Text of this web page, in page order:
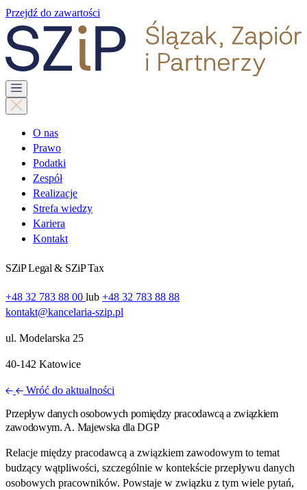
Przejdź do zawartości
O nas
Prawo
Podatki
Zespół
Realizacje
Strefa wiedzy
Kariera
Kontakt
SZiP Legal & SZiP Tax
+48 32 783 88 00 lub +48 32 783 88 88
kontakt@kancelaria-szip.pl
ul. Modelarska 25
40‑142 Katowice
Wróć do aktualności
Przepływ danych osobowych pomiędzy pracodawcą a związkiem
zawodowym. A. Majewska dla DGP
Relacje między pracodawcą a związkiem zawodowym to temat
budzący wątpliwości, szczególnie w kontekście przepływu danych
osobowych pracowników. Powstaje w związku z tym wiele pytań,